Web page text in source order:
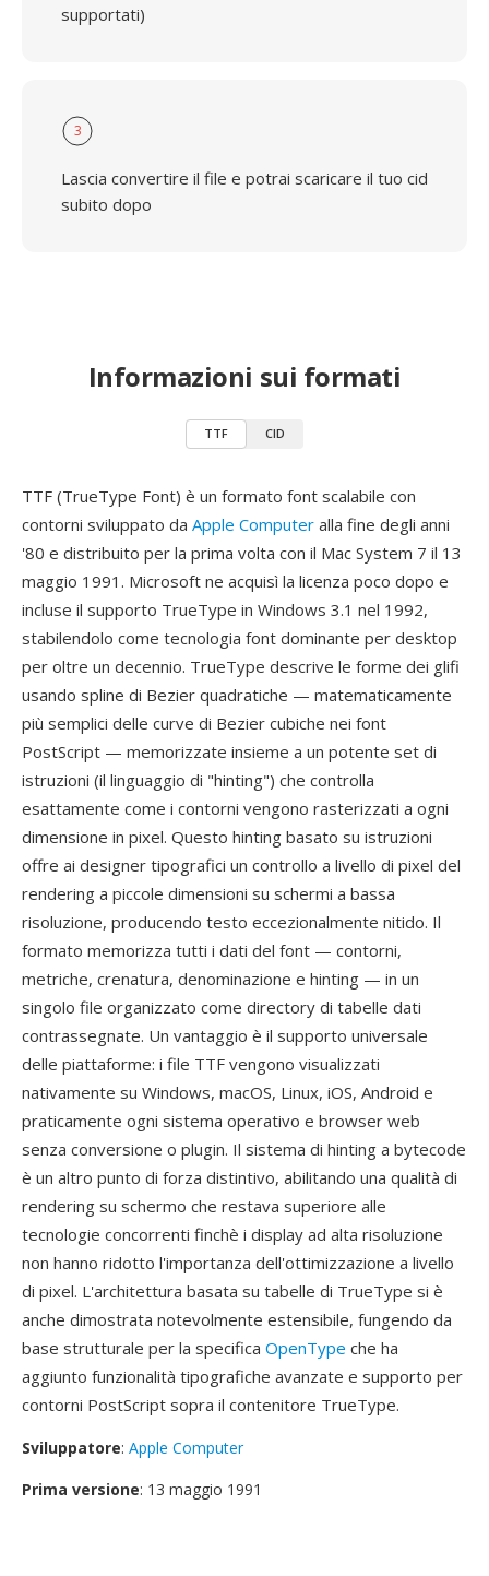
supportati)
3
Lascia convertire il file e potrai scaricare il tuo cid
subito dopo
Informazioni sui formati
TTF CID
TTF (TrueType Font) è un formato font scalabile con
contorni sviluppato da Apple Computer alla fine degli anni
'80 e distribuito per la prima volta con il Mac System 7 il 13
maggio 1991. Microsoft ne acquisì la licenza poco dopo e
incluse il supporto TrueType in Windows 3.1 nel 1992,
stabilendolo come tecnologia font dominante per desktop
per oltre un decennio. TrueType descrive le forme dei glifi
usando spline di Bezier quadratiche — matematicamente
più semplici delle curve di Bezier cubiche nei font
PostScript — memorizzate insieme a un potente set di
istruzioni (il linguaggio di "hinting") che controlla
esattamente come i contorni vengono rasterizzati a ogni
dimensione in pixel. Questo hinting basato su istruzioni
offre ai designer tipografici un controllo a livello di pixel del
rendering a piccole dimensioni su schermi a bassa
risoluzione, producendo testo eccezionalmente nitido. Il
formato memorizza tutti i dati del font — contorni,
metriche, crenatura, denominazione e hinting — in un
singolo file organizzato come directory di tabelle dati
contrassegnate. Un vantaggio è il supporto universale
delle piattaforme: i file TTF vengono visualizzati
nativamente su Windows, macOS, Linux, iOS, Android e
praticamente ogni sistema operativo e browser web
senza conversione o plugin. Il sistema di hinting a bytecode
è un altro punto di forza distintivo, abilitando una qualità di
rendering su schermo che restava superiore alle
tecnologie concorrenti finchè i display ad alta risoluzione
non hanno ridotto l'importanza dell'ottimizzazione a livello
di pixel. L'architettura basata su tabelle di TrueType si è
anche dimostrata notevolmente estensibile, fungendo da
base strutturale per la specifica OpenType che ha
aggiunto funzionalità tipografiche avanzate e supporto per
contorni PostScript sopra il contenitore TrueType.
Sviluppatore: Apple Computer
Prima versione: 13 maggio 1991